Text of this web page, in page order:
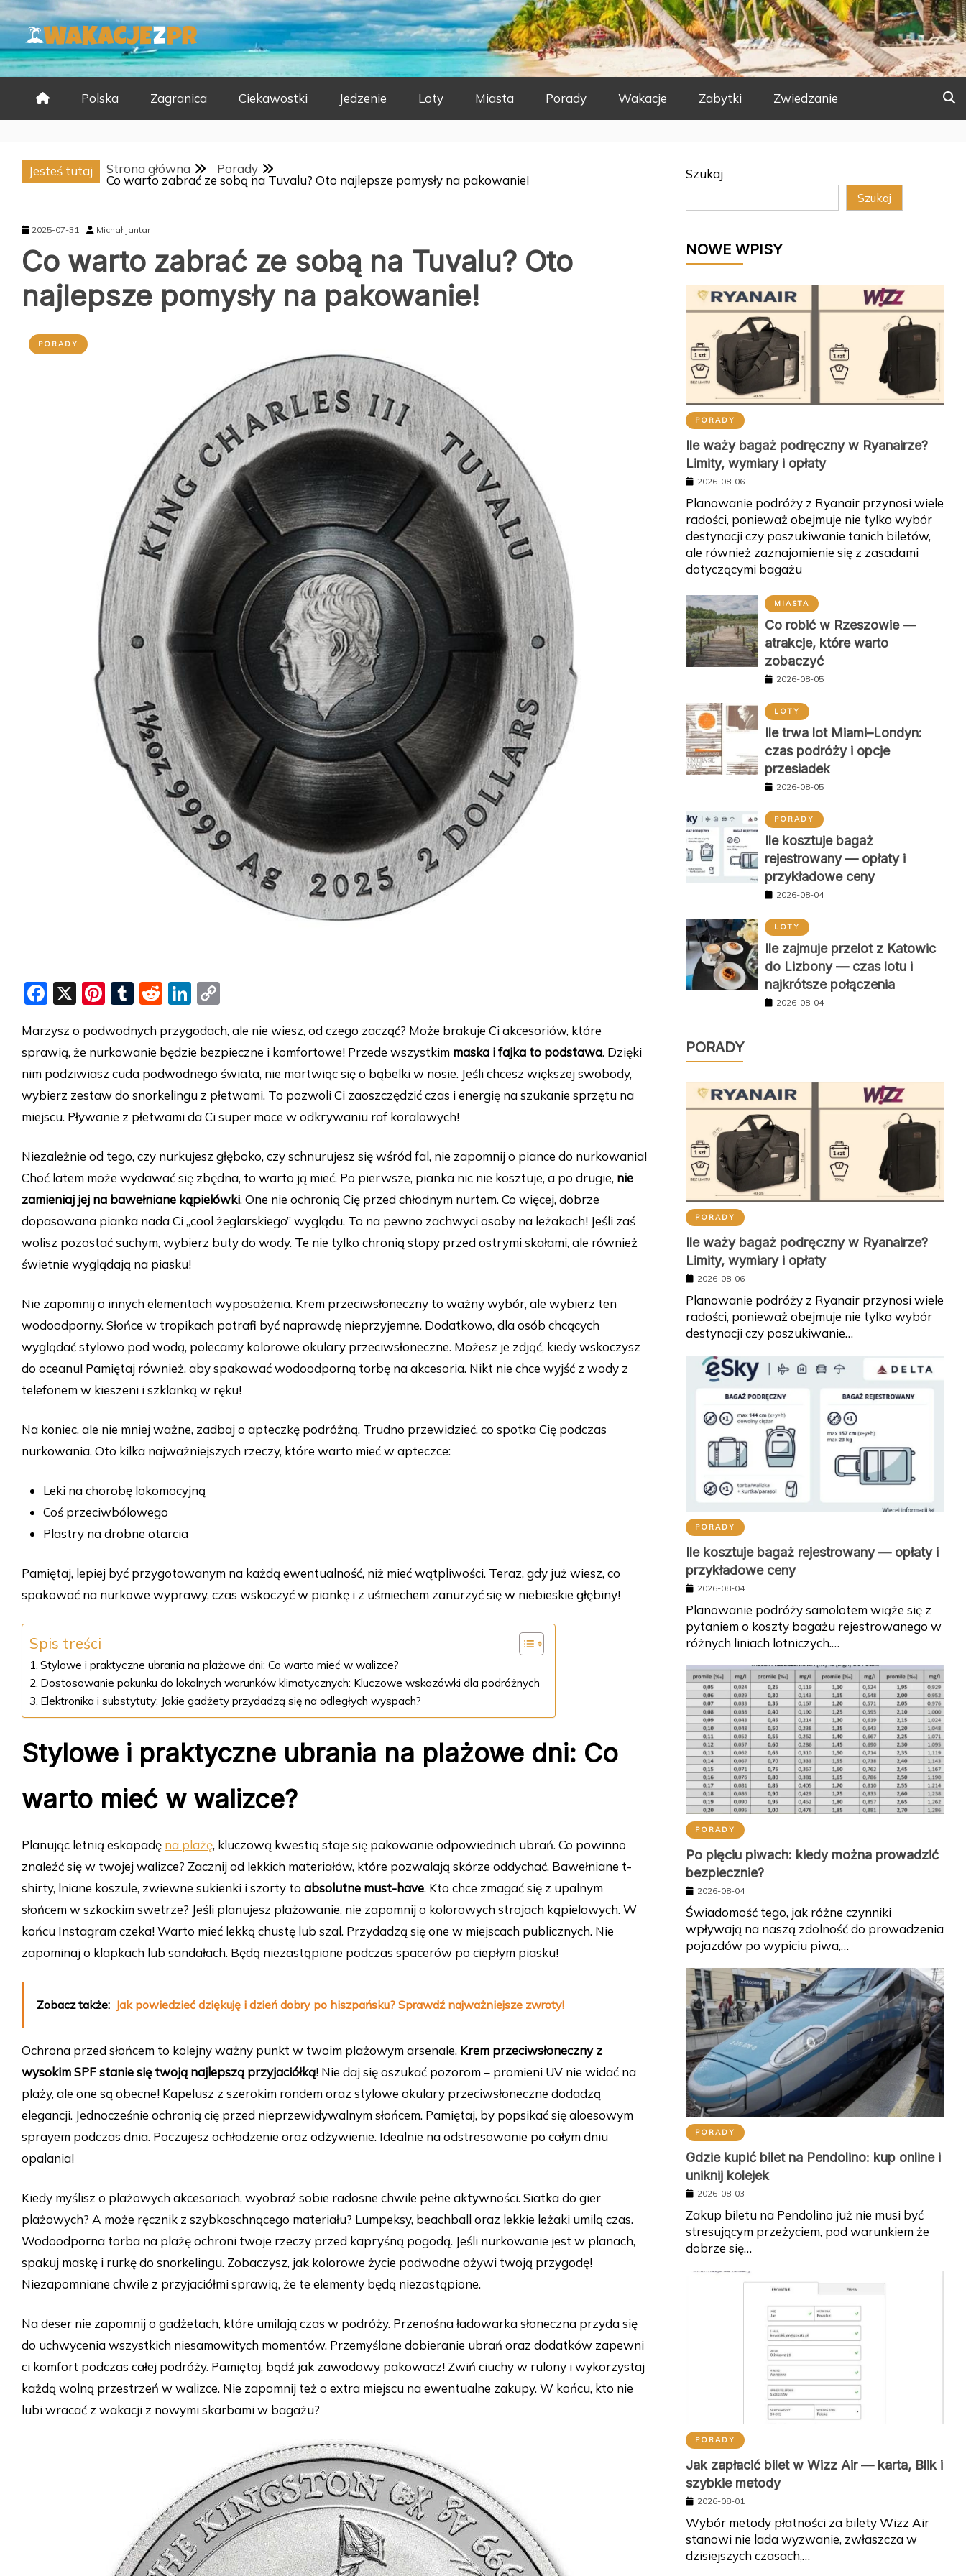
Skip
to
content
Polska Zagranica Ciekawostki Jedzenie Loty Miasta Porady Wakacje Zabytki Zwiedzanie
Jesteś tutaj Strona główna Porady
Co warto zabrać ze sobą na Tuvalu? Oto najlepsze pomysły na pakowanie!
2025-07-31 Michał Jantar
Co warto zabrać ze sobą na Tuvalu? Oto
najlepsze pomysły na pakowanie!
PORADY
F
c
e
b
o
k
X
Pi
er
e
st
T
m
bl
r
R
d
di
t
Li
k
e
dI
n
p
y
Li
n
Marzysz o podwodnych przygodach, ale nie wiesz, od czego zacząć? Może brakuje Ci akcesoriów, które
sprawią, że nurkowanie będzie bezpieczne i komfortowe! Przede wszystkim maska i fajka to podstawa. Dzięki
nim podziwiasz cuda podwodnego świata, nie martwiąc się o bąbelki w nosie. Jeśli chcesz większej swobody,
wybierz zestaw do snorkelingu z płetwami. To pozwoli Ci zaoszczędzić czas i energię na szukanie sprzętu na
miejscu. Pływanie z płetwami da Ci super moce w odkrywaniu raf koralowych!
Niezależnie od tego, czy nurkujesz głęboko, czy schnurujesz się wśród fal, nie zapomnij o piance do nurkowania!
Choć latem może wydawać się zbędna, to warto ją mieć. Po pierwsze, pianka nic nie kosztuje, a po drugie, nie
zamieniaj jej na bawełniane kąpielówki. One nie ochronią Cię przed chłodnym nurtem. Co więcej, dobrze
dopasowana pianka nada Ci „cool żeglarskiego” wyglądu. To na pewno zachwyci osoby na leżakach! Jeśli zaś
wolisz pozostać suchym, wybierz buty do wody. Te nie tylko chronią stopy przed ostrymi skałami, ale również
świetnie wyglądają na piasku!
Nie zapomnij o innych elementach wyposażenia. Krem przeciwsłoneczny to ważny wybór, ale wybierz ten
wodoodporny. Słońce w tropikach potrafi być naprawdę nieprzyjemne. Dodatkowo, dla osób chcących
wyglądać stylowo pod wodą, polecamy kolorowe okulary przeciwsłoneczne. Możesz je zdjąć, kiedy wskoczysz
do oceanu! Pamiętaj również, aby spakować wodoodporną torbę na akcesoria. Nikt nie chce wyjść z wody z
telefonem w kieszeni i szklanką w ręku!
Na koniec, ale nie mniej ważne, zadbaj o apteczkę podróżną. Trudno przewidzieć, co spotka Cię podczas
nurkowania. Oto kilka najważniejszych rzeczy, które warto mieć w apteczce:
Leki na chorobę lokomocyjną
Coś przeciwbólowego
Plastry na drobne otarcia
Pamiętaj, lepiej być przygotowanym na każdą ewentualność, niż mieć wątpliwości. Teraz, gdy już wiesz, co
spakować na nurkowe wyprawy, czas wskoczyć w piankę i z uśmiechem zanurzyć się w niebieskie głębiny!
Spis treści
Stylowe i praktyczne ubrania na plażowe dni: Co warto mieć w walizce?
Dostosowanie pakunku do lokalnych warunków klimatycznych: Kluczowe wskazówki dla podróżnych
Elektronika i substytuty: Jakie gadżety przydadzą się na odległych wyspach?
Stylowe i praktyczne ubrania na plażowe dni: Co
warto mieć w walizce?
Planując letnią eskapadę na plażę, kluczową kwestią staje się pakowanie odpowiednich ubrań. Co powinno
znaleźć się w twojej walizce? Zacznij od lekkich materiałów, które pozwalają skórze oddychać. Bawełniane t-
shirty, lniane koszule, zwiewne sukienki i szorty to absolutne must-have. Kto chce zmagać się z upalnym
słońcem w szkockim swetrze? Jeśli planujesz plażowanie, nie zapomnij o kolorowych strojach kąpielowych. W
końcu Instagram czeka! Warto mieć lekką chustę lub szal. Przydadzą się one w miejscach publicznych. Nie
zapominaj o klapkach lub sandałach. Będą niezastąpione podczas spacerów po ciepłym piasku!
Zobacz także: Jak powiedzieć dziękuję i dzień dobry po hiszpańsku? Sprawdź najważniejsze zwroty!
Ochrona przed słońcem to kolejny ważny punkt w twoim plażowym arsenale. Krem przeciwsłoneczny z
wysokim SPF stanie się twoją najlepszą przyjaciółką! Nie daj się oszukać pozorom – promieni UV nie widać na
plaży, ale one są obecne! Kapelusz z szerokim rondem oraz stylowe okulary przeciwsłoneczne dodadzą
elegancji. Jednocześnie ochronią cię przed nieprzewidywalnym słońcem. Pamiętaj, by popsikać się aloesowym
sprayem podczas dnia. Poczujesz ochłodzenie oraz odżywienie. Idealnie na odstresowanie po całym dniu
opalania!
Kiedy myślisz o plażowych akcesoriach, wyobraź sobie radosne chwile pełne aktywności. Siatka do gier
plażowych? A może ręcznik z szybkoschnącego materiału? Lumpeksy, beachball oraz lekkie leżaki umilą czas.
Wodoodporna torba na plażę ochroni twoje rzeczy przed kapryśną pogodą. Jeśli nurkowanie jest w planach,
spakuj maskę i rurkę do snorkelingu. Zobaczysz, jak kolorowe życie podwodne ożywi twoją przygodę!
Niezapomniane chwile z przyjaciółmi sprawią, że te elementy będą niezastąpione.
Na deser nie zapomnij o gadżetach, które umilają czas w podróży. Przenośna ładowarka słoneczna przyda się
do uchwycenia wszystkich niesamowitych momentów. Przemyślane dobieranie ubrań oraz dodatków zapewni
ci komfort podczas całej podróży. Pamiętaj, bądź jak zawodowy pakowacz! Zwiń ciuchy w rulony i wykorzystaj
każdą wolną przestrzeń w walizce. Nie zapomnij też o extra miejscu na ewentualne zakupy. W końcu, kto nie
lubi wracać z wakacji z nowymi skarbami w bagażu?
Szukaj
Szukaj
NOWE WPISY
PORADY
Ile waży bagaż podręczny w Ryanairze?
Limity, wymiary i opłaty
2026-08-06
Planowanie podróży z Ryanair przynosi wiele
radości, ponieważ obejmuje nie tylko wybór
destynacji czy poszukiwanie tanich biletów,
ale również zaznajomienie się z zasadami
dotyczącymi bagażu
MIASTA
Co robić w Rzeszowie —
atrakcje, które warto
zobaczyć
2026-08-05
LOTY
Ile trwa lot Miami–Londyn:
czas podróży i opcje
przesiadek
2026-08-05
PORADY
Ile kosztuje bagaż
rejestrowany — opłaty i
przykładowe ceny
2026-08-04
LOTY
Ile zajmuje przelot z Katowic
do Lizbony — czas lotu i
najkrótsze połączenia
2026-08-04
PORADY
PORADY
Ile waży bagaż podręczny w Ryanairze?
Limity, wymiary i opłaty
2026-08-06
Planowanie podróży z Ryanair przynosi wiele
radości, ponieważ obejmuje nie tylko wybór
destynacji czy poszukiwanie…
PORADY
Ile kosztuje bagaż rejestrowany — opłaty i
przykładowe ceny
2026-08-04
Planowanie podróży samolotem wiąże się z
pytaniem o koszty bagażu rejestrowanego w
różnych liniach lotniczych.…
PORADY
Po pięciu piwach: kiedy można prowadzić
bezpiecznie?
2026-08-04
Świadomość tego, jak różne czynniki
wpływają na naszą zdolność do prowadzenia
pojazdów po wypiciu piwa,…
PORADY
Gdzie kupić bilet na Pendolino: kup online i
uniknij kolejek
2026-08-03
Zakup biletu na Pendolino już nie musi być
stresującym przeżyciem, pod warunkiem że
dobrze się…
PORADY
Jak zapłacić bilet w Wizz Air — karta, Blik i
szybkie metody
2026-08-01
Wybór metody płatności za bilety Wizz Air
stanowi nie lada wyzwanie, zwłaszcza w
dzisiejszych czasach,…